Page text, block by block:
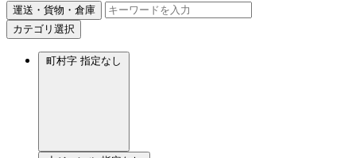
運送・貨物・倉庫
カテゴリ選択
町村字 指定なし